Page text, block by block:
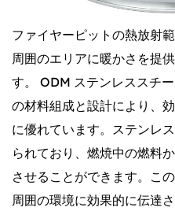
ファイヤーピットの熱放射
周囲のエリアに暖かさを提
す。 ODM ステンレススチ
の材料組成と設計により、
に優れています。ステンレ
られており、燃焼中の燃料
させることができます。こ
周囲の環境に効果的に伝達